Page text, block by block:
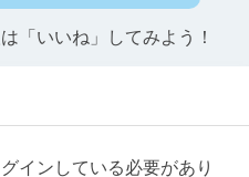
「いいね」してみよう！
インしている必要があり